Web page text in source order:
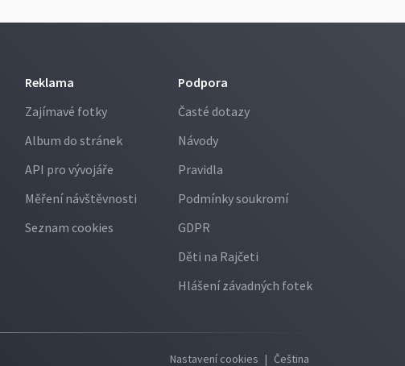
Reklama
Zajímavé fotky
Album do stránek
API pro vývojáře
Měření návštěvnosti
Seznam cookies
Podpora
Časté dotazy
Návody
Pravidla
Podmínky soukromí
GDPR
Děti na Rajčeti
Hlášení závadných fotek
Nastavení cookies | Čeština